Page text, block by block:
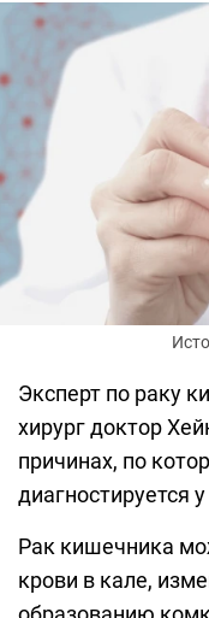
Эксперт по раку
хирург доктор
причинах, по
диагностируется
Рак кишечника
крови в кале,